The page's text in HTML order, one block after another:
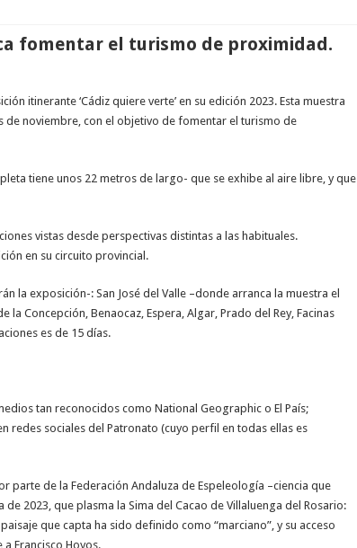
fomentar el turismo de proximidad.
itinerante ‘Cádiz quiere verte’ en su edición 2023. Esta muestra
noviembre, con el objetivo de fomentar el turismo de
tiene unos 22 metros de largo- que se exhibe al aire libre, y que
vistas desde perspectivas distintas a las habituales.
en su circuito provincial.
la exposición-: San José del Valle –donde arranca la muestra el
la Concepción, Benaocaz, Espera, Algar, Prado del Rey, Facinas
es de 15 días.
tan reconocidos como National Geographic o El País;
redes sociales del Patronato (cuyo perfil en todas ellas es
parte de la Federación Andaluza de Espeleología –ciencia que
2023, que plasma la Sima del Cacao de Villaluenga del Rosario:
que capta ha sido definido como “marciano”, y su acceso
Francisco Hoyos.